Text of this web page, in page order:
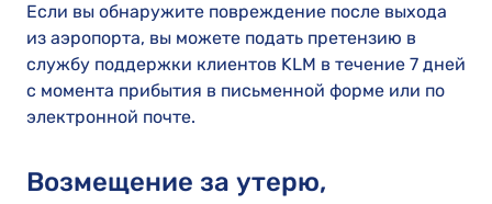
Если вы обнаружите повреждение после выхода
из аэропорта, вы можете подать претензию в
службу поддержки клиентов KLM в течение 7 дней
с момента прибытия в письменной форме или по
электронной почте.
Возмещение за утерю,